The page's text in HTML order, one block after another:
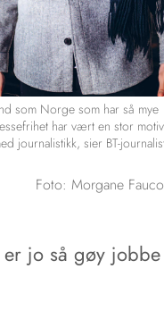
som Norge som har så mye
har vært en stor
journalistikk, sier BT-
Foto: Morgane
jo så gøy